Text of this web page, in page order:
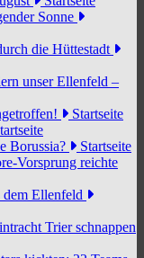
Sonne
die Hüttestadt
unser Ellenfeld –
Startseite
Borussia?
Startseite
Vorsprung reichte
dem Ellenfeld
Trier schnappen